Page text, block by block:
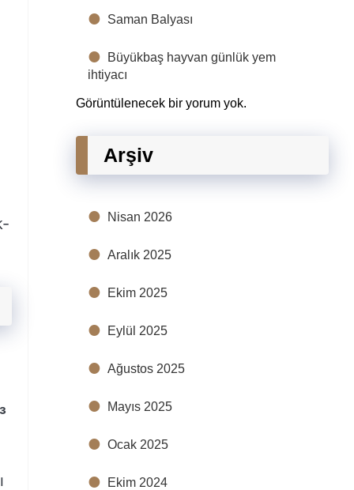
Saman Balyası
Büyükbaş hayvan günlük yem
ihtiyacı
Görüntülenecek bir yorum yok.
Arşiv
Nisan 2026
Aralık 2025
Ekim 2025
Eylül 2025
Ağustos 2025
Mayıs 2025
Ocak 2025
Ekim 2024